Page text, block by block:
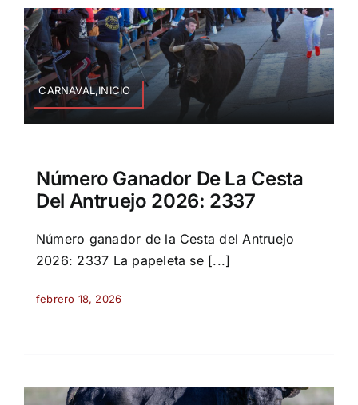
CARNAVAL,INICIO
Número Ganador De La Cesta
Del Antruejo 2026: 2337
Número ganador de la Cesta del Antruejo
2026: 2337 La papeleta se [...]
febrero 18, 2026